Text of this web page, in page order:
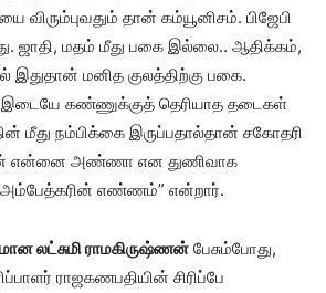
விரும்புவதும் தான் கம்யூனிசம். பிஜேபி
ஜாதி, மதம் மீது பகை இல்லை.. ஆதிக்கம்,
இதுதான் மனித குலத்திற்கு பகை.
இடையே கண்ணுக்குத் தெரியாத தடைகள்
மீது நம்பிக்கை இருப்பதால்தான் சகோதரி
என்னை அண்ணா என துணிவாக
அம்பேத்கரின் எண்ணம்” என்றார்.
லட்சுமி ராமகிருஷ்ணன் பேசும்போது,
ராஜகணபதியின் சிரிப்பே